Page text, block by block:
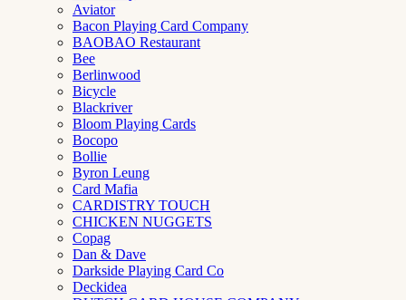
Aviator
Bacon Playing Card Company
BAOBAO Restaurant
Bee
Berlinwood
Bicycle
Blackriver
Bloom Playing Cards
Bocopo
Bollie
Byron Leung
Card Mafia
CARDISTRY TOUCH
CHICKEN NUGGETS
Copag
Dan & Dave
Darkside Playing Card Co
Deckidea